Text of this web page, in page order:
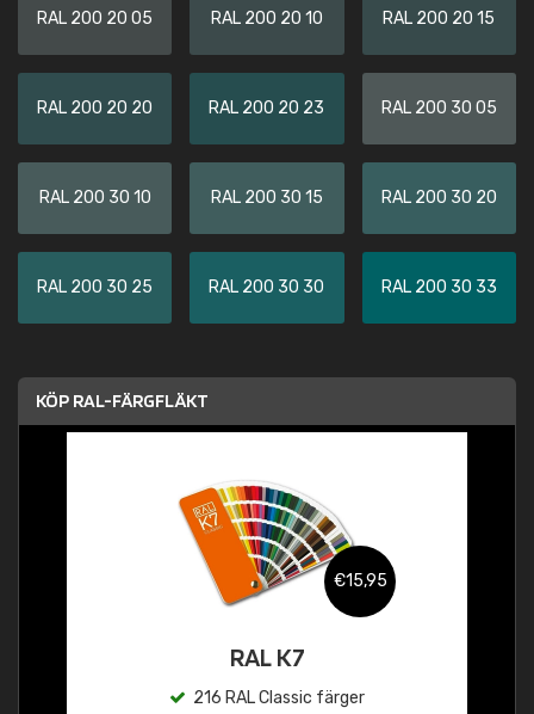
RAL 200 20 05 RAL 200 20 10 RAL 200 20 15
RAL 200 20 20 RAL 200 20 23 RAL 200 30 05
RAL 200 30 10 RAL 200 30 15 RAL 200 30 20
RAL 200 30 25 RAL 200 30 30 RAL 200 30 33
KÖP RAL-FÄRGFLÄKT
€15,95
RAL K7
216 RAL Classic färger